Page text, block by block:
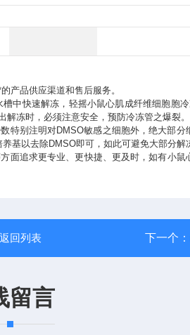
产品供应渠道和售后服务。
中快速解冻，轻摇小鼠心肌成纤维细胞胞
冻时，必须注意安全，预防冷冻管之爆裂。
特别注明对DMSO敏感之细胞外，绝大部
基以去除DMSO即可，如此可避免大部分解
面追求更专业、更快捷、更及时，如有小
返回列表 下一个：
留言